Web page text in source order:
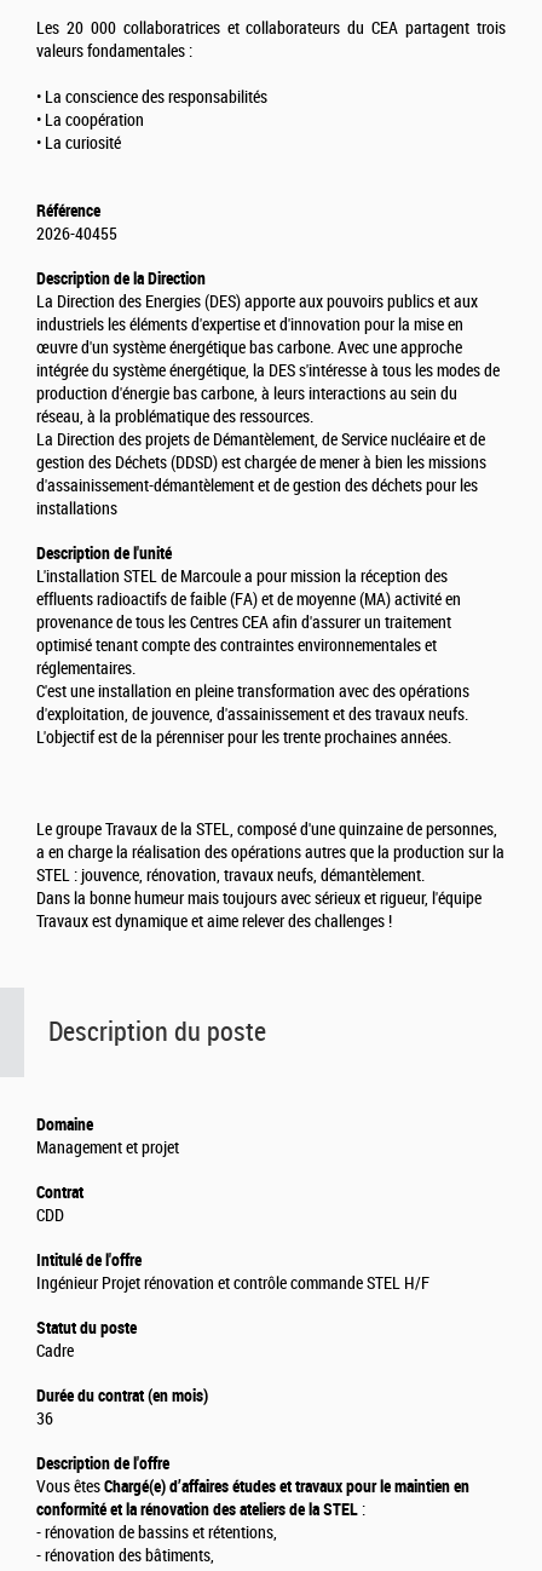
Description du poste
Domaine
Management et projet
Contrat
CDD
Intitulé de l'offre
Ingénieur Projet rénovation et contrôle commande STEL H/F
Statut du poste
Cadre
Durée du contrat (en mois)
36
Description de l'offre
Vous êtesChargé(e) d’affaires études et travaux pour le maintien en
conformité et la rénovation des ateliers de la STEL :
- rénovation de bassins et rétentions,
- rénovation des bâtiments,
Les 20 000 collaboratrices et collaborateurs du CEA partagent trois
valeurs fondamentales :
• La conscience des responsabilités
• La coopération
• La curiosité
Référence
2026-40455
Description de la Direction
La Direction des Energies (DES) apporte aux pouvoirs publics et aux
industriels les éléments d'expertise et d'innovation pour la mise en
œuvre d'un système énergétique bas carbone. Avec une approche
intégrée du système énergétique, la DES s'intéresse à tous les modes de
production d'énergie bas carbone, à leurs interactions au sein du
réseau, à la problématique des ressources.
La Direction des projets de Démantèlement, de Service nucléaire et de
gestion des Déchets (DDSD) est chargée de mener à bien les missions
d'assainissement-démantèlement et de gestion des déchets pour les
installations
Description de l'unité
L'installation STEL de Marcoule a pour mission la réception des
effluents radioactifs de faible (FA) et de moyenne (MA) activité en
provenance de tous les Centres CEA afin d'assurer un traitement
optimisé tenant compte des contraintes environnementales et
réglementaires.
C'est une installation en pleine transformation avec des opérations
d'exploitation, de jouvence, d'assainissement et des travaux neufs.
L'objectif est de la pérenniser pour les trente prochaines années.
Le groupe Travaux de la STEL, composé d'une quinzaine de personnes,
a en charge la réalisation des opérations autres que la production sur la
STEL : jouvence, rénovation, travaux neufs, démantèlement.
Dans la bonne humeur mais toujours avec sérieux et rigueur, l'équipe
Travaux est dynamique et aime relever des challenges !